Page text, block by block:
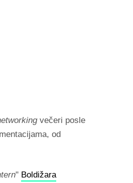
večeri posle
od
" Boldižara